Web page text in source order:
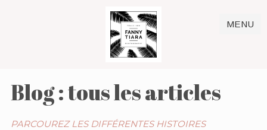
MENU
Blog : tous les articles
PARCOUREZ LES DIFFÉRENTES HISTOIRES